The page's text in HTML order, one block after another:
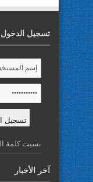
تسجيل الدخول
نسيت كلمة
آخر الأخبار